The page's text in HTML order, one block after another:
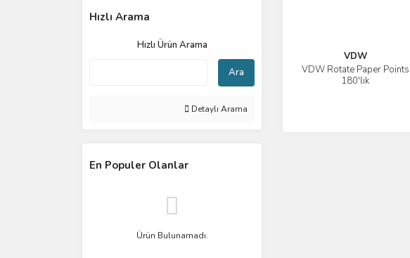
40/04 (1)
Hızlı Arama
Hızlı Ürün Arama
Ara
Detaylı Arama
En Populer Olanlar
Ürün Bulunamadı.
VDW
VDW Rotate Paper Points
180'lik
İncele